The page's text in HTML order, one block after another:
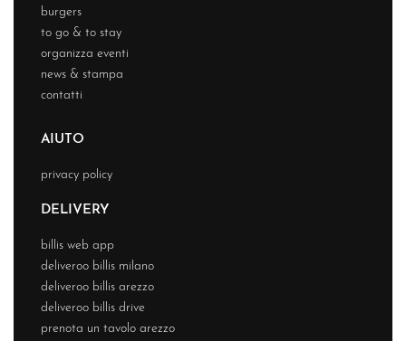
burgers
to go & to stay
organizza eventi
news & stampa
contatti
AIUTO
privacy policy
DELIVERY
billis web app
deliveroo billis milano
deliveroo billis arezzo
deliveroo billis drive
prenota un tavolo arezzo